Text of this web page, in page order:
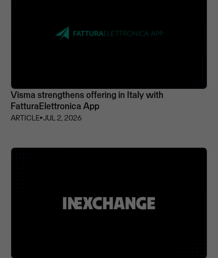
Visma strengthens offering in Italy with
FatturaElettronica App
ARTICLE⏵JUL 2, 2026